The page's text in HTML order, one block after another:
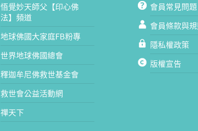
悟覺妙天師父【印心佛
法】頻道
地球佛國大家庭FB粉專
世界地球佛國總會
釋迦牟尼佛救世基金會
救世會公益活動網
禪天下
會員常見問題
會員條款與
隱私權政策
版權宣告